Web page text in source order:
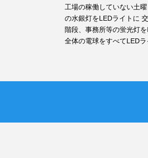
工場の稼働していない土
の水銀灯をLEDライトに
階段、事務所等の蛍光灯
全体の電球をすべてLEDラ